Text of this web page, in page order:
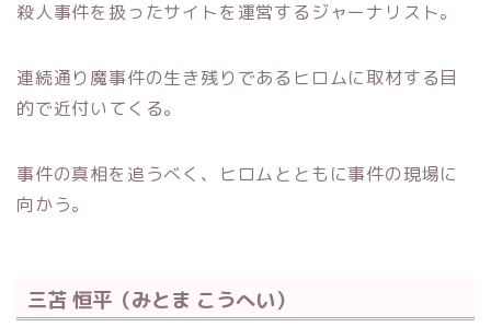
殺人事件を扱ったサイトを運営するジャーナリスト。
連続通り魔事件の生き残りであるヒロムに取材する目
的で近付いてくる。
事件の真相を追うべく、ヒロムとともに事件の現場に
向かう。
三苫 恒平（みとま こうへい）